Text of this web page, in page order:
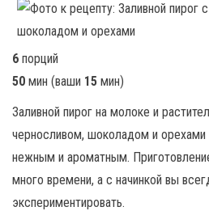
6 порций
50 мин (ваши 15 мин)
Заливной пирог на молоке и
черносливом, шоколадом и орехами
нежным и ароматным.
много времени, а с начинкой вы
экспериментировать.